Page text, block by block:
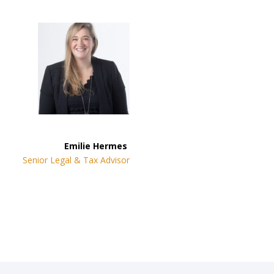
Emilie Hermes
Senior Legal & Tax Advisor